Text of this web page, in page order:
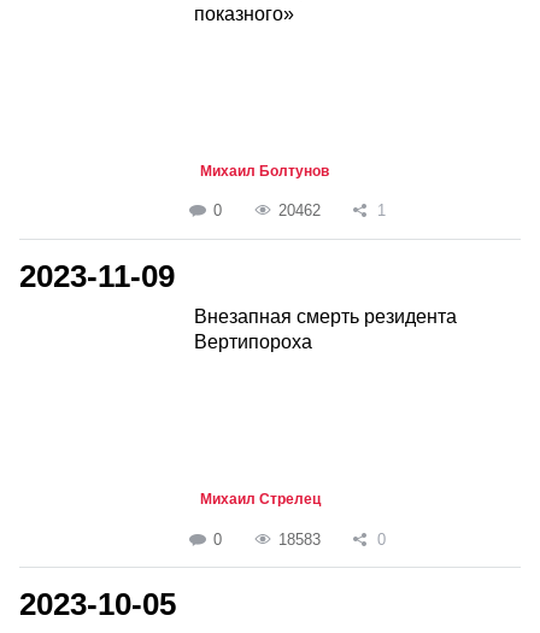
показного»
Михаил Болтунов
0 20462 1
2023-11-09
Внезапная смерть резидента
Вертипороха
Михаил Стрелец
0 18583 0
2023-10-05